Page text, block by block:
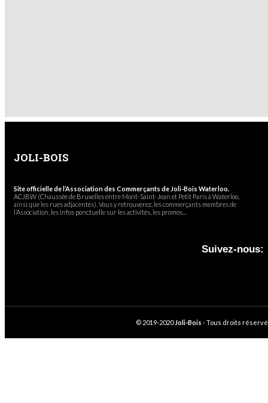
JOLI-BOIS
Site officielle de l’Association des Commerçants de Joli-Bois Waterloo.
ACJBW (Chaussée de Bruxelles entre Mont-Saint-Jean et Petit Paris à Waterloo,
ainsi que les rues adjacentes). Vous y retrouverez, les commerçants membres de
l’Association, les infos ponctuelle sur les activités, les promos...
Suivez-nous:
© 2019-2020Joli-Bois - Tous droits